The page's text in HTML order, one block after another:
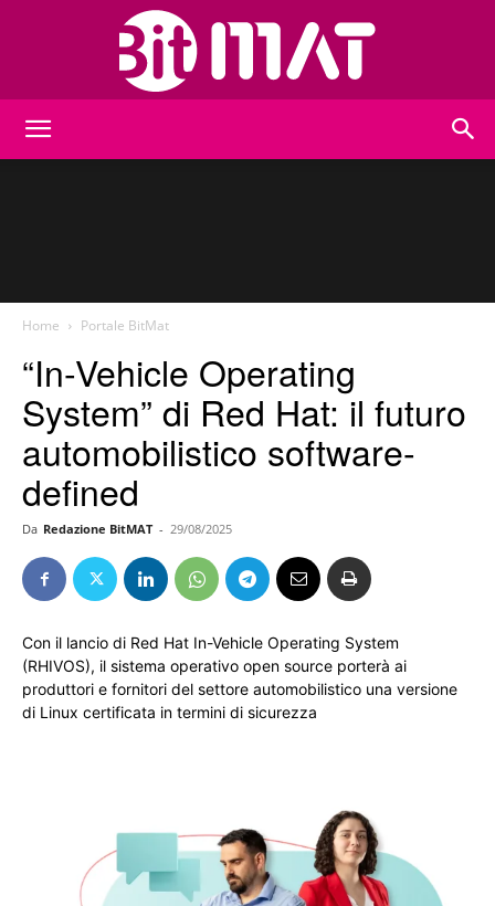
Home Portale BitMat
“In-Vehicle Operating
System” di Red Hat: il futuro
automobilistico software-
defined
Da Redazione BitMAT - 29/08/2025
Con il lancio di Red Hat In-Vehicle Operating System
(RHIVOS), il sistema operativo open source porterà ai
produttori e fornitori del settore automobilistico una versione
di Linux certificata in termini di sicurezza